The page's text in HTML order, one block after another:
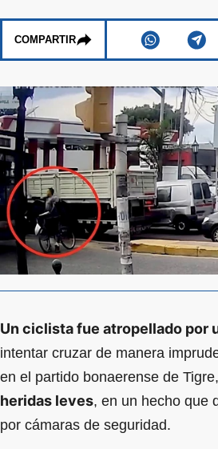
COMPARTIR
Un ciclista fue atropellado por
intentar cruzar de manera
en el partido bonaerense de
heridas leves, en un hecho que
por cámaras de seguridad.